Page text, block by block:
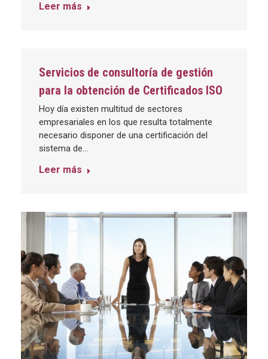
Leer más
Servicios de consultoría de gestión
para la obtención de Certificados ISO
Hoy día existen multitud de sectores
empresariales en los que resulta totalmente
necesario disponer de una certificación del
sistema de…
Leer más